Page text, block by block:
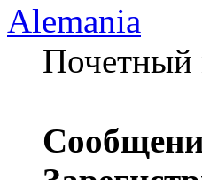
Alemania
Почетный